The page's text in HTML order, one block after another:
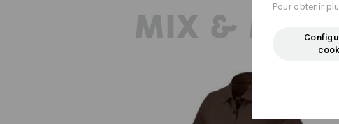
MIX & Pour obtenir